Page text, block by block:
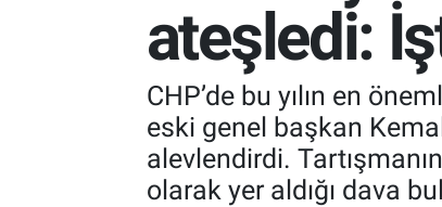
ateşledi:
CHP’de bu yılın en
eski genel başkan
alevlendirdi.
olarak yer aldığı dava
ÖZEL HABER
ASTROLOJİ